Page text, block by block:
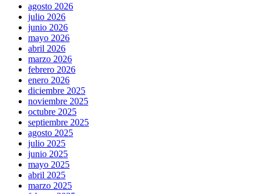
agosto 2026
julio 2026
junio 2026
mayo 2026
abril 2026
marzo 2026
febrero 2026
enero 2026
diciembre 2025
noviembre 2025
octubre 2025
septiembre 2025
agosto 2025
julio 2025
junio 2025
mayo 2025
abril 2025
marzo 2025